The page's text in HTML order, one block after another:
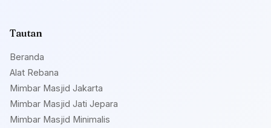
Tautan
Beranda
Alat Rebana
Mimbar Masjid Jakarta
Mimbar Masjid Jati Jepara
Mimbar Masjid Minimalis